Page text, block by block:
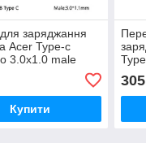
заряджання
Acer Type-c
3.0x1.0 male
Купити
305